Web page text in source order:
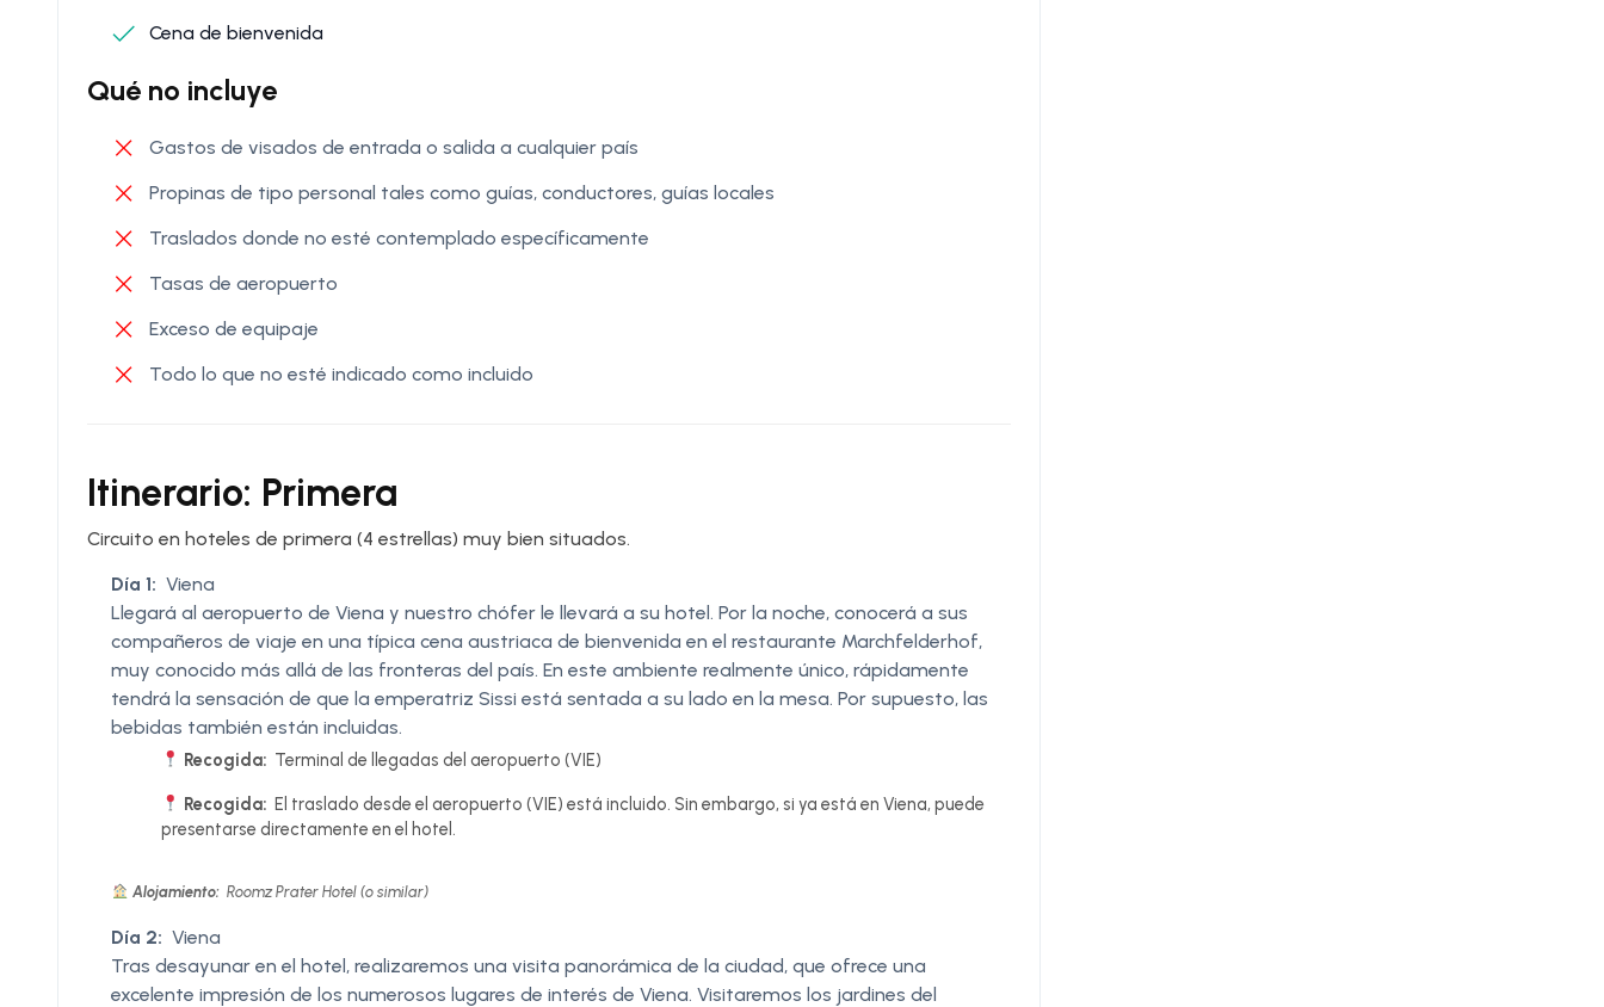
Cena de bienvenida
Qué no incluye
Gastos de visados de entrada o salida a cualquier país
Propinas de tipo personal tales como guías, conductores, guías locales
Traslados donde no esté contemplado específicamente
Tasas de aeropuerto
Exceso de equipaje
Todo lo que no esté indicado como incluido
Itinerario: Primera
Circuito en hoteles de primera (4 estrellas) muy bien situados.
Día 1: Viena
Llegará al aeropuerto de Viena y nuestro chófer le llevará a su hotel. Por la noche, conocerá a sus
compañeros de viaje en una típica cena austriaca de bienvenida en el restaurante Marchfelderhof,
muy conocido más allá de las fronteras del país. En este ambiente realmente único, rápidamente
tendrá la sensación de que la emperatriz Sissi está sentada a su lado en la mesa. Por supuesto, las
bebidas también están incluidas.
Recogida: Terminal de llegadas del aeropuerto (VIE)
Recogida: El traslado desde el aeropuerto (VIE) está incluido. Sin embargo, si ya está en Viena, puede
presentarse directamente en el hotel.
Alojamiento: Roomz Prater Hotel (o similar)
Día 2: Viena
Tras desayunar en el hotel, realizaremos una visita panorámica de la ciudad, que ofrece una
excelente impresión de los numerosos lugares de interés de Viena. Visitaremos los jardines del